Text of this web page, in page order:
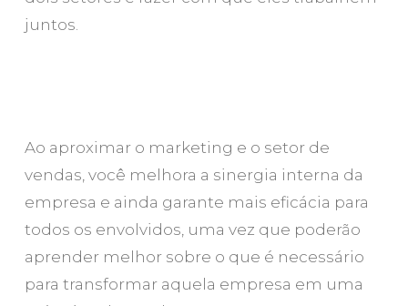
juntos.
Ao aproximar o marketing e o setor de
vendas, você melhora a sinergia interna da
empresa e ainda garante mais eficácia para
todos os envolvidos, uma vez que poderão
aprender melhor sobre o que é necessário
para transformar aquela empresa em uma